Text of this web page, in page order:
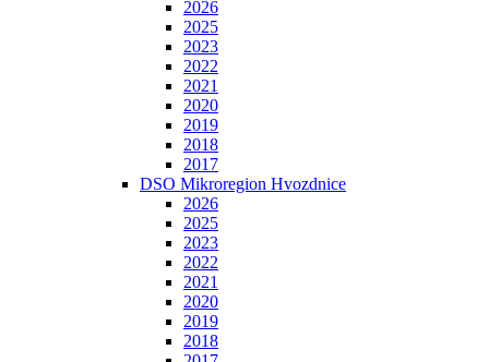
2026
2025
2023
2022
2021
2020
2019
2018
2017
DSO Mikroregion Hvozdnice
2026
2025
2023
2022
2021
2020
2019
2018